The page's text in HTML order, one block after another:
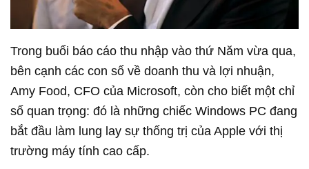
Trong buổi báo cáo thu nhập vào thứ Năm vừa qua,
bên cạnh các con số về doanh thu và lợi nhuận,
Amy Food, CFO của Microsoft, còn cho biết một chỉ
số quan trọng: đó là những chiếc Windows PC đang
bắt đầu làm lung lay sự thống trị của Apple với thị
trường máy tính cao cấp.